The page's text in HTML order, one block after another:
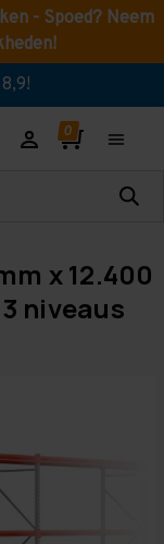
- Spoed? Neem
x 12.400
niveaus